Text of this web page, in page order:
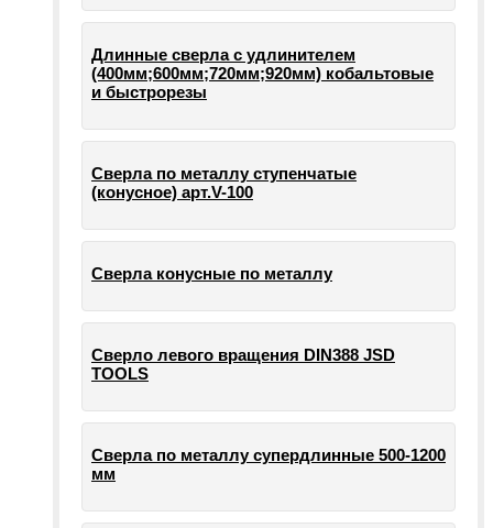
Длинные сверла с удлинителем
(400мм;600мм;720мм;920мм) кобальтовые
и быстрорезы
Сверла по металлу ступенчатые
(конусное) арт.V-100
Сверла конусные по металлу
Сверло левого вращения DIN388 JSD
TOOLS
Сверла по металлу супердлинные 500-1200
мм